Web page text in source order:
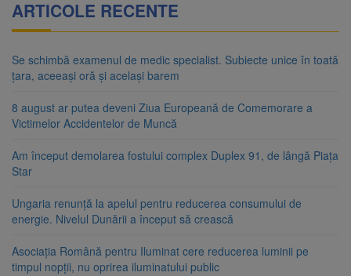
ARTICOLE RECENTE
Se schimbă examenul de medic specialist. Subiecte unice în toată
țara, aceeași oră și același barem
8 august ar putea deveni Ziua Europeană de Comemorare a
Victimelor Accidentelor de Muncă
Am început demolarea fostului complex Duplex 91, de lângă Piața
Star
Ungaria renunță la apelul pentru reducerea consumului de
energie. Nivelul Dunării a început să crească
Asociația Română pentru Iluminat cere reducerea luminii pe
timpul nopții, nu oprirea iluminatului public